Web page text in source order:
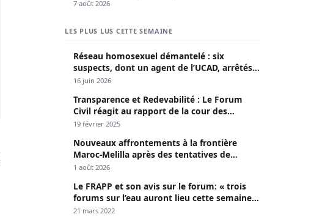
7 août 2026
LES PLUS LUS CETTE SEMAINE
Réseau homosexuel démantelé : six
suspects, dont un agent de l’UCAD, arrêtés à
Keur Massar ; l’un avoue avoir propagé le
16 juin 2026
Transparence et Redevabilité : Le Forum
Civil réagit au rapport de la cour des
comptes
19 février 2025
Nouveaux affrontements à la frontière
Maroc-Melilla après des tentatives de
passage
1 août 2026
Le FRAPP et son avis sur le forum: « trois
forums sur l’eau auront lieu cette semaine à
Dakar »
21 mars 2022